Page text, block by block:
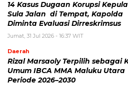
14 Kasus Dugaan Korupsi
Sula Jalan di Tempat, Kapolda
Diminta Evaluasi Dirreskrimsus
Jumat, 31 Jul 2026 - 16:37 WIT
Daerah
Rizal Marsaoly Terpilih sebagai
Umum IBCA MMA Maluku Utara
Periode 2026–2030